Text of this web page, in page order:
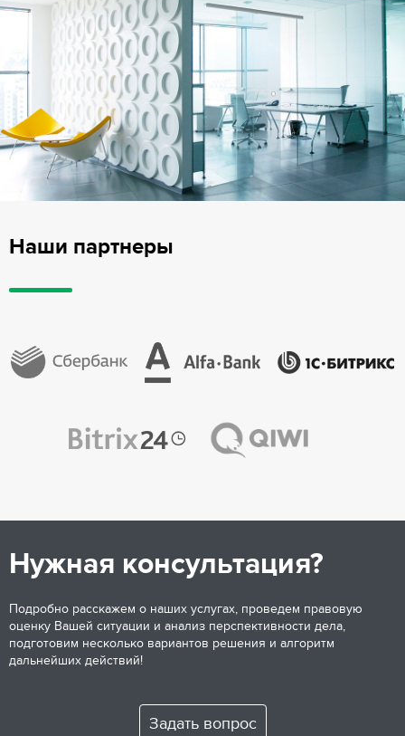
Наши партнеры
Нужная консультация?
Подробно расскажем о наших услугах, проведем правовую
оценку Вашей ситуации и анализ перспективности дела,
подготовим несколько вариантов решения и алгоритм
дальнейших действий!
Задать вопрос